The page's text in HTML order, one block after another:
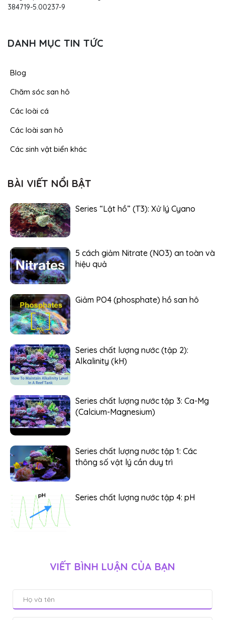
384719-5.00237-9
DANH MỤC TIN TỨC
Blog
Chăm sóc san hô
Các loài cá
Các loài san hô
Các sinh vật biển khác
BÀI VIẾT NỔI BẬT
Series “Lật hồ” (T3): Xử lý Cyano
5 cách giảm Nitrate (NO3) an toàn và
hiệu quả
Giảm PO4 (phosphate) hồ san hô
Series chất lượng nước (tập 2):
Alkalinity (kH)
Series chất lượng nước tập 3: Ca-Mg
(Calcium-Magnesium)
Series chất lượng nước tập 1: Các
thông số vật lý cần duy trì
Series chất lượng nước tập 4: pH
VIẾT BÌNH LUẬN CỦA BẠN